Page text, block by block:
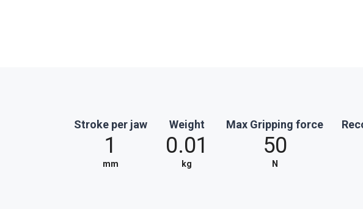
Stroke per jaw
1
mm
Weight
0.01
kg
Max Gripping force
50
N